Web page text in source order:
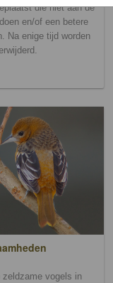
die niet aan de
en/of een betere
Na enige tijd worden
zeldzame vogels in